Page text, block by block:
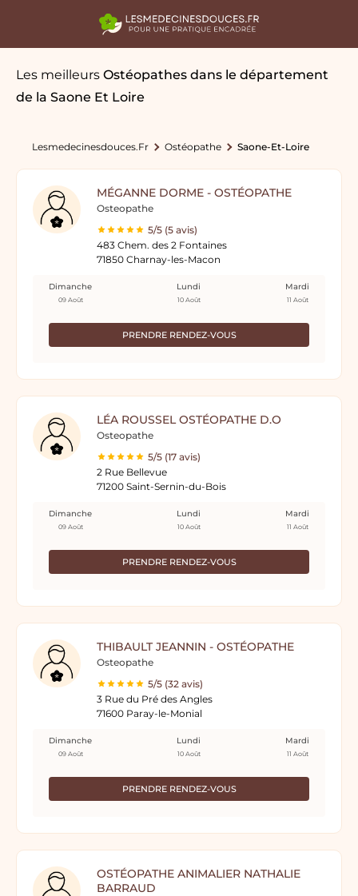
Les meilleurs Ostéopathes dans le département
de la Saone Et Loire
Lesmedecinesdouces.fr Ostéopathe Saone-Et-Loire
MÉGANNE DORME - OSTÉOPATHE
Osteopathe
5/5 (5 avis)
483 Chem. des 2 Fontaines
71850 Charnay-les-Macon
PRENDRE RENDEZ-VOUS
Dimanche
09 Août
Lundi
10 Août
Mardi
11 Août
LÉA ROUSSEL OSTÉOPATHE D.O
Osteopathe
5/5 (17 avis)
2 Rue Bellevue
71200 Saint-Sernin-du-Bois
PRENDRE RENDEZ-VOUS
Dimanche
09 Août
Lundi
10 Août
Mardi
11 Août
THIBAULT JEANNIN - OSTÉOPATHE
Osteopathe
5/5 (32 avis)
3 Rue du Pré des Angles
71600 Paray-le-Monial
PRENDRE RENDEZ-VOUS
Dimanche
09 Août
Lundi
10 Août
Mardi
11 Août
OSTÉOPATHE ANIMALIER NATHALIE
BARRAUD